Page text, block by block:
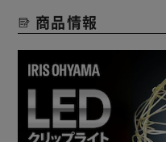
【最大500Wまで連結可能】
【いろんなシーンで活躍】
建築、工事現場、車庫、
も。
商品情報